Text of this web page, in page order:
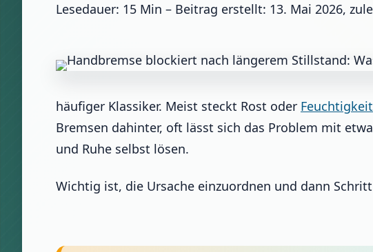
Lesedauer: 15 Min – Beitrag erstellt: 13. Mai 2026,
häufiger Klassiker. Meist steckt Rost oder Feuchtigkeit
Bremsen dahinter, oft lässt sich das Problem mit
und Ruhe selbst lösen.
Wichtig ist, die Ursache einzuordnen und dann